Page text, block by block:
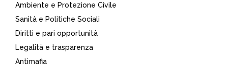
Ambiente e Protezione Civile
Sanità e Politiche Sociali
Diritti e pari opportunità
Legalità e trasparenza
Antimafia